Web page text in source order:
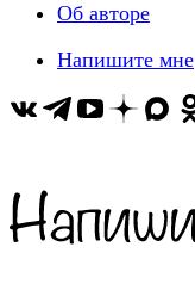
Об авторе
Напишите мне